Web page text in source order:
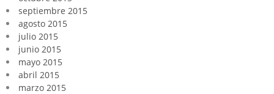
septiembre 2015
agosto 2015
julio 2015
junio 2015
mayo 2015
abril 2015
marzo 2015